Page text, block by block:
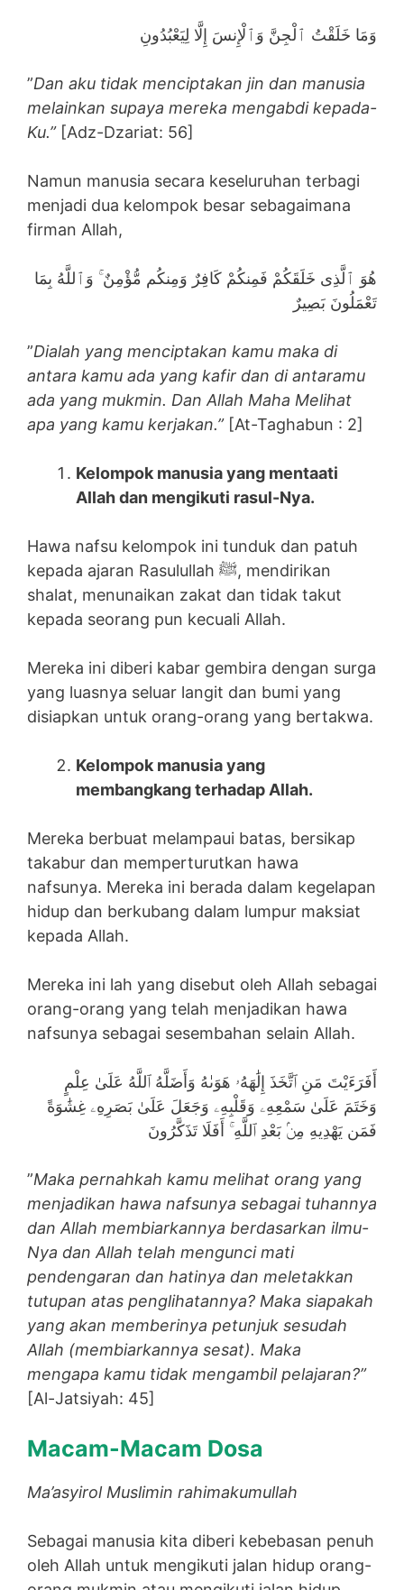
وَمَا خَلَقْتُ ٱلْجِنَّ وَٱلْإِنسَ إِلَّا لِيَعْبُدُونِ
”Dan aku tidak menciptakan jin dan manusia
melainkan supaya mereka mengabdi kepada-
Ku.”[Adz-Dzariat: 56]
Namun manusia secara keseluruhan terbagi
menjadi dua kelompok besar sebagaimana
firman Allah,
هُوَ ٱلَّذِى خَلَقَكُمْ فَمِنكُمْ كَافِرٌ وَمِنكُم مُّؤْمِنٌ ۚ وَٱللَّهُ بِمَا
تَعْمَلُونَ بَصِيرٌ
”Dialah yang menciptakan kamu maka di
antara kamu ada yang kafir dan di antaramu
ada yang mukmin. Dan Allah Maha Melihat
apa yang kamu kerjakan.”[At-Taghabun : 2]
Kelompok manusia yang mentaati
Allah dan mengikuti rasul-Nya.
Hawa nafsu kelompok ini tunduk dan patuh
kepada ajaran Rasulullah ﷺ, mendirikan
shalat, menunaikan zakat dan tidak takut
kepada seorang pun kecuali Allah.
Mereka ini diberi kabar gembira dengan surga
yang luasnya seluar langit dan bumi yang
disiapkan untuk orang-orang yang bertakwa.
Kelompok manusia yang
membangkang terhadap Allah.
Mereka berbuat melampaui batas, bersikap
takabur dan memperturutkan hawa
nafsunya. Mereka ini berada dalam kegelapan
hidup dan berkubang dalam lumpur maksiat
kepada Allah.
Mereka ini lah yang disebut oleh Allah sebagai
orang-orang yang telah menjadikan hawa
nafsunya sebagai sesembahan selain Allah.
أَفَرَءَيْتَ مَنِ ٱتَّخَذَ إِلَٰهَهُۥ هَوَىٰهُ وَأَضَلَّهُ ٱللَّهُ عَلَىٰ عِلْمٍ
وَخَتَمَ عَلَىٰ سَمْعِهِۦ وَقَلْبِهِۦ وَجَعَلَ عَلَىٰ بَصَرِهِۦ غِشَٰوَةً
فَمَن يَهْدِيهِ مِنۢ بَعْدِ ٱللَّهِ ۚ أَفَلَا تَذَكَّرُونَ
”Maka pernahkah kamu melihat orang yang
menjadikan hawa nafsunya sebagai tuhannya
dan Allah membiarkannya berdasarkan ilmu-
Nya dan Allah telah mengunci mati
pendengaran dan hatinya dan meletakkan
tutupan atas penglihatannya? Maka siapakah
yang akan memberinya petunjuk sesudah
Allah (membiarkannya sesat). Maka
mengapa kamu tidak mengambil pelajaran?”
[Al-Jatsiyah: 45]
Macam-Macam Dosa
Ma’asyirol Muslimin rahimakumullah
Sebagai manusia kita diberi kebebasan penuh
oleh Allah untuk mengikuti jalan hidup orang-